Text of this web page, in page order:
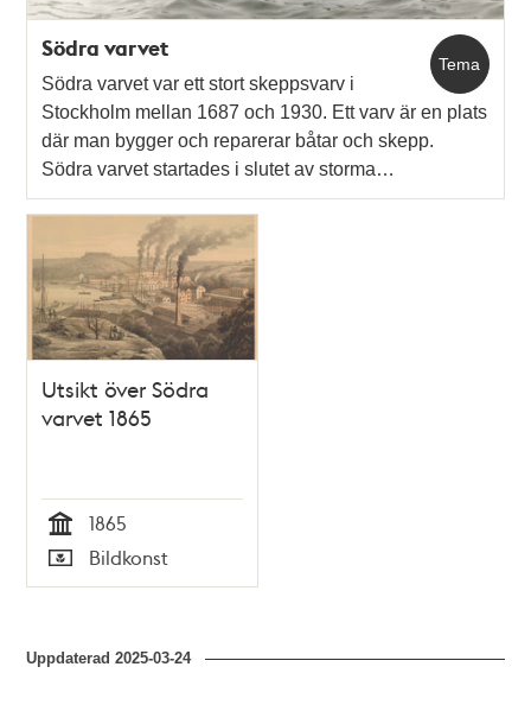
Tema
Södra varvet
Södra varvet var ett stort skeppsvarv i
Stockholm mellan 1687 och 1930. Ett varv är en plats
där man bygger och reparerar båtar och skepp.
Södra varvet startades i slutet av storma…
Utsikt över Södra
varvet 1865
Tid
1865
Typ
Bildkonst
Uppdaterad2025-03-24